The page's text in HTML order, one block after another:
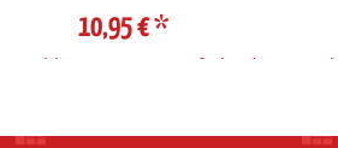
10,95 €*
Auswahl Steuerzone / Lieferland